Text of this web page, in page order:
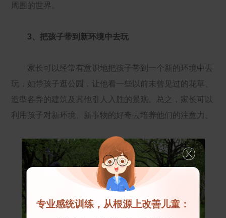
周围的世界。
3、把孩子带到新环境中去玩
家长可以经常有意识地把孩子带到一个新的环境中去
玩，如带孩子逛公园，让他看一些以前未曾见过的花草、
造型各异的建筑及其他引人入胜的景观。总之，家长可以
利用孩子对新环境、新事物的好奇去培养他们的注意力。
专业感统训练，从根源上改善儿童：